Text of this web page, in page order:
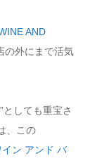
AND
の外にまで活気
しても重宝さ
、この
ン アンド バ